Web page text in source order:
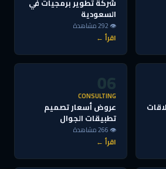
شركة تطوير برمجيات في
السعودية
👁 292 مشاهدة
اقرأ ←
06
CONSULTING
عروض أسعار تصميم
تطبيقات الجوال
👁 266 مشاهدة
اقرأ ←